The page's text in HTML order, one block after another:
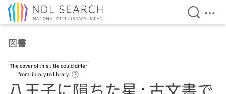
Open
図書
The cover of this title could differ
from library to library.